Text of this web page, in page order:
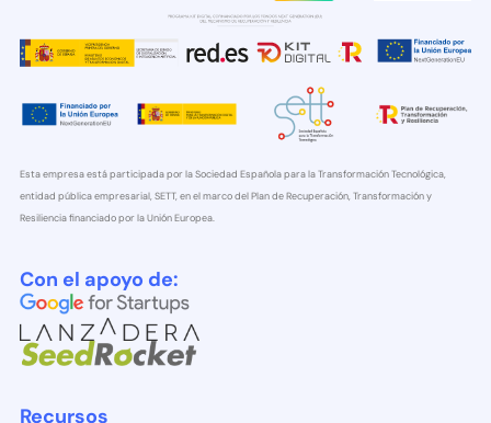
Esta empresa está participada por la Sociedad Española para la Transformación Tecnológica,
entidad pública empresarial, SETT, en el marco del Plan de Recuperación, Transformación y
Resiliencia financiado por la Unión Europea.
Con el apoyo de:
Recursos